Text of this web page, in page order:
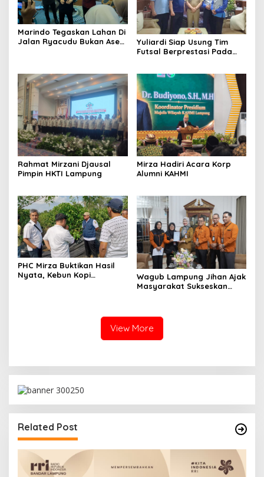
Marindo Tegaskan Lahan Di
Jalan Ryacudu Bukan Aset
Yuliardi Siap Usung Tim
Futsal Berprestasi Pada
Rahmat Mirzani Djausal
Pimpin HKTI Lampung
Mirza Hadiri Acara Korp
Alumni KAHMI
PHC Mirza Buktikan Hasil
Nyata, Kebun Kopi
Wagub Lampung Jihan Ajak
Masyarakat Sukseskan
View More
Related Post